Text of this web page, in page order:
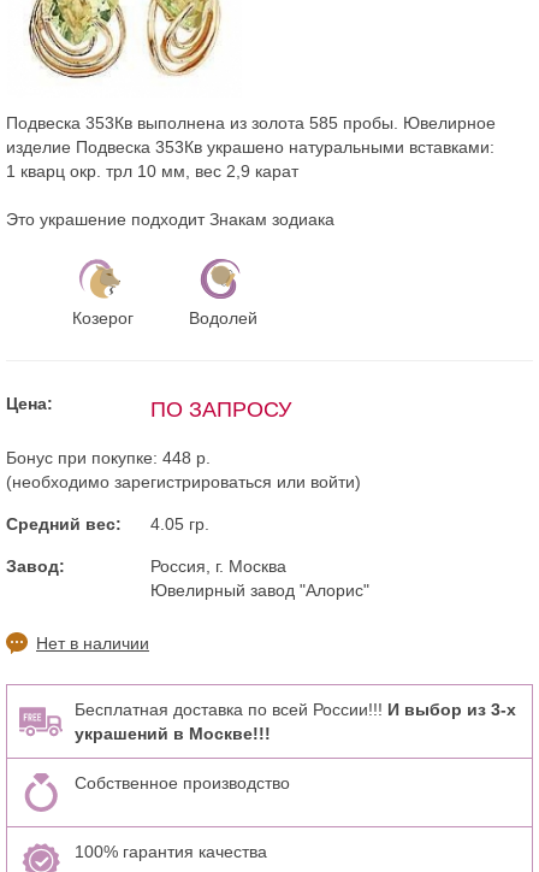
Подвеска 353Кв выполнена из золота 585 пробы. Ювелирное
изделие Подвеска 353Кв украшено натуральными вставками:
1 кварц окр. трл 10 мм, вес 2,9 карат
Это украшение подходит Знакам зодиака
Козерог Водолей
Цена: ПО ЗАПРОСУ
Бонус при покупке: 448 р.
(необходимо зарегистрироваться или войти)
Средний вес: 4.05 гр.
Завод:
Россия, г. Москва
Ювелирный завод "Алорис"
Нет в наличии
Бесплатная доставка по всей России!!! И выбор из 3-х
украшений в Москве!!!
Собственное производство
100% гарантия качества